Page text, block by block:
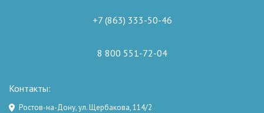
+7 (863) 333-50-46
8 800 551-72-04
Контакты:
Ростов-на-Дону, ул. Щербакова, 114/2